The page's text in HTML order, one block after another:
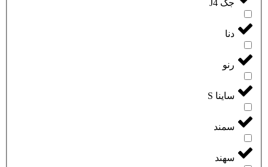
جک J4
دنا
رنو
ساینا S
سمند
سهند